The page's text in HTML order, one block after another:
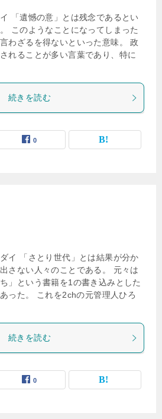
「遺憾の意」とは残念であるとい
このようなことになってしまった
わざるを得ないといった意味。 政
れることが多い言葉であり、特に
続きを読む
0
イ 「さとり世代」とは結果が分か
さない人々のことである。 元々は
」という書籍を1の書き込みとした
った。 これを2chの元管理人ひろ
続きを読む
0